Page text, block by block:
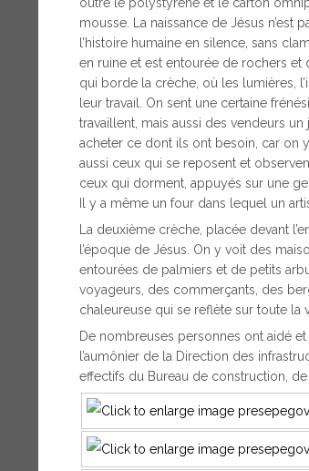
mousse. La naissance de Jésus n’est
l’histoire humaine en silence, sans
en ruine et est entourée de rochers et
qui borde la crèche, où les lumières,
leur travail. On sent une certaine
travaillent, mais aussi des vendeurs
acheter ce dont ils ont besoin, car on
aussi ceux qui se reposent et
ceux qui dorment, appuyés sur une
Il y a même un four dans lequel un
La deuxième crèche, placée devant
l’époque de Jésus. On y voit des
entourées de palmiers et de petits
voyageurs, des commerçants, des
chaleureuse qui se reflète sur toute la
De nombreuses personnes ont aidé
l’aumônier de la Direction des
effectifs du Bureau de construction, de